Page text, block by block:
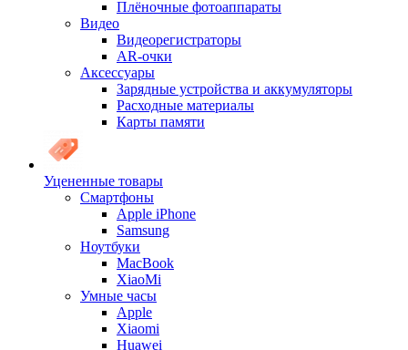
Плёночные фотоаппараты
Видео
Видеорегистраторы
AR-очки
Аксессуары
Зарядные устройства и аккумуляторы
Расходные материалы
Карты памяти
Уцененные товары
Cмартфоны
Apple iPhone
Samsung
Ноутбуки
MacBook
XiaoMi
Умные часы
Apple
Xiaomi
Huawei